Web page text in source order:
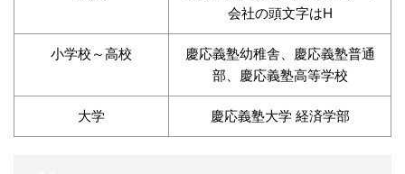
会社の頭文字はH
小学校～高校
慶応義塾幼稚舎、慶応義塾普通
部、慶応義塾高等学校
大学 慶応義塾大学 経済学部